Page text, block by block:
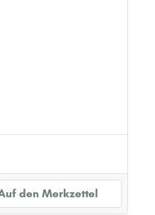
den Merkzettel